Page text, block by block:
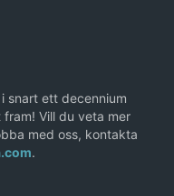
snart ett decennium
Vill du veta mer
med oss, kontakta
.